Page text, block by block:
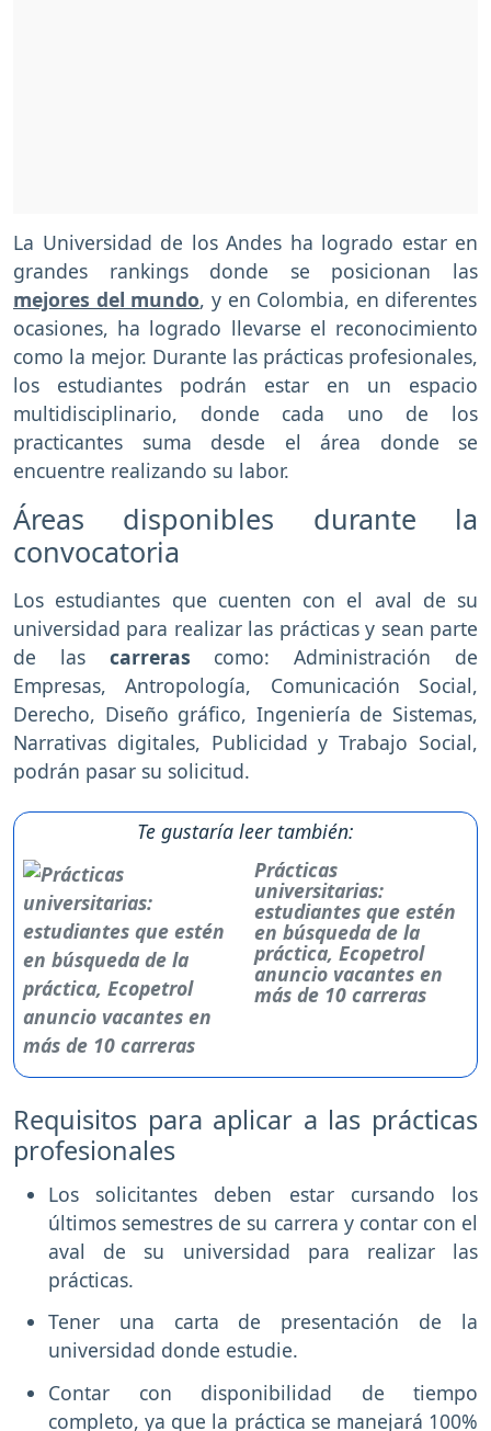
La Universidad de los Andes ha logrado estar en
grandes rankings donde se posicionan las
mejores del mundo, y en Colombia, en diferentes
ocasiones, ha logrado llevarse el reconocimiento
como la mejor. Durante las prácticas profesionales,
los estudiantes podrán estar en un espacio
multidisciplinario, donde cada uno de los
practicantes suma desde el área donde se
encuentre realizando su labor.
Áreas disponibles durante la
convocatoria
Los estudiantes que cuenten con el aval de su
universidad para realizar las prácticas y sean parte
de las carreras como: Administración de
Empresas, Antropología, Comunicación Social,
Derecho, Diseño gráfico, Ingeniería de Sistemas,
Narrativas digitales, Publicidad y Trabajo Social,
podrán pasar su solicitud.
Te gustaría leer también:
Prácticas
universitarias:
estudiantes que estén
en búsqueda de la
práctica, Ecopetrol
anuncio vacantes en
más de 10 carreras
Requisitos para aplicar a las prácticas
profesionales
Los solicitantes deben estar cursando los
últimos semestres de su carrera y contar con el
aval de su universidad para realizar las
prácticas.
Tener una carta de presentación de la
universidad donde estudie.
Contar con disponibilidad de tiempo
completo, ya que la práctica se manejará 100%